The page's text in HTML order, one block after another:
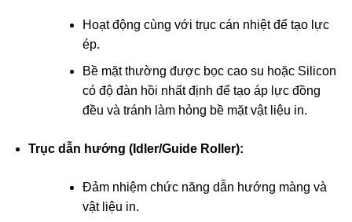
Hoạt động cùng với trục cán nhiệt để tạo lực
ép.
Bề mặt thường được bọc cao su hoặc Silicon
có độ đàn hồi nhất định để tạo áp lực đồng
đều và tránh làm hỏng bề mặt vật liệu in.
Trục dẫn hướng (Idler/Guide Roller):
Đảm nhiệm chức năng dẫn hướng màng và
vật liệu in.